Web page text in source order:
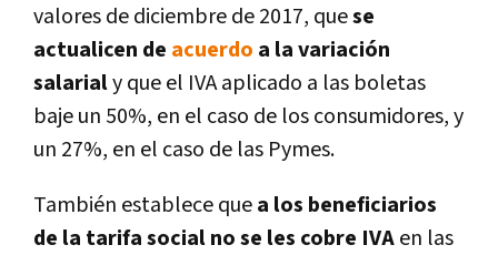
valores de diciembre de 2017, quese
actualicen de acuerdo a la variación
salarialy que el IVA aplicado a las boletas
baje un 50%, en el caso de los consumidores, y
un 27%, en el caso de las Pymes.
También establece quea los beneficiarios
de la tarifa social no se les cobre IVAen las